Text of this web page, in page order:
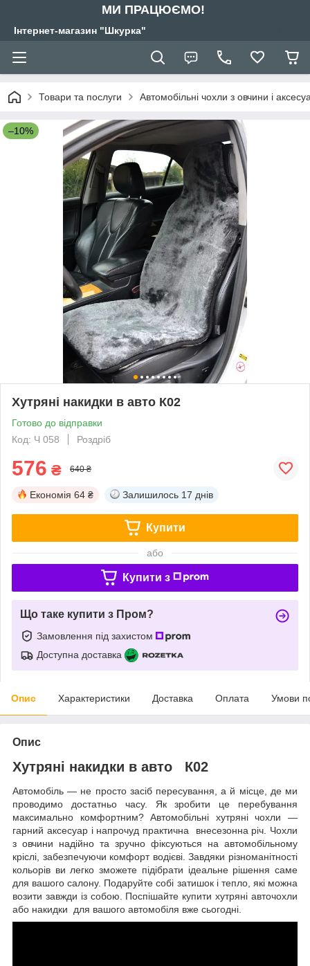
МИ ПРАЦЮЄМО!
Інтернет-магазин "Шкурка"
Товари та послуги Автомобільні чохли з овчини і
–10%
Хутряні накидки в авто К02
Готово до відправки
Код: Ч 058
Роздріб
576 ₴ 640 ₴
Економія 64 ₴ Залишилось 17 днів
Купити
або
Купити з
Що таке купити з Пром?
Замовлення під захистом
Доступна доставка
Опис Характеристики Доставка Оплата Умови
Опис
Хутряні накидки в авто К02
Автомобіль — не просто засіб пересування, а й місце, де ми
проводимо достатньо часу. Як зробити це перебування
максимально комфортним? Автомобільні хутряні чохли —
гарний аксесуар і напрочуд практична внесезонна річ. Чохли
з овчини надійно та зручно фіксуються на автомобільному
кріслі, забезпечуючи комфорт водієві. Завдяки різноманітності
кольорів ви легко зможете підібрати ідеальне рішення саме
для вашого салону. Подаруйте собі затишок і тепло, які можна
возити завжди із собою. Поспішайте купити хутряні авточохли
або накидки для вашого автомобіля вже сьогодні.